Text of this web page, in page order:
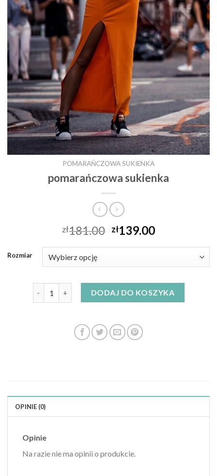
POMARAŃCZOWA SUKIENKA
pomarańczowa sukienka
zł181.00 zł139.00
Rozmiar
ilość pomarańczowa sukienkaDODAJ DO KOSZYKA
OPINIE (0)
Opinie
Na razie nie ma opinii o produkcie.